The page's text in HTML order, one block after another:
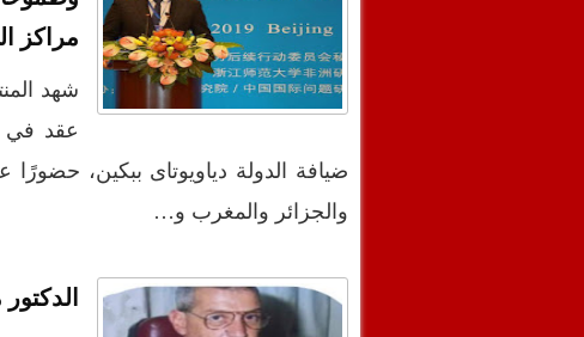
مراكز
شهد
ضيافة الدولة دياويوتاى ببكين،
والجزائر والمغرب و…